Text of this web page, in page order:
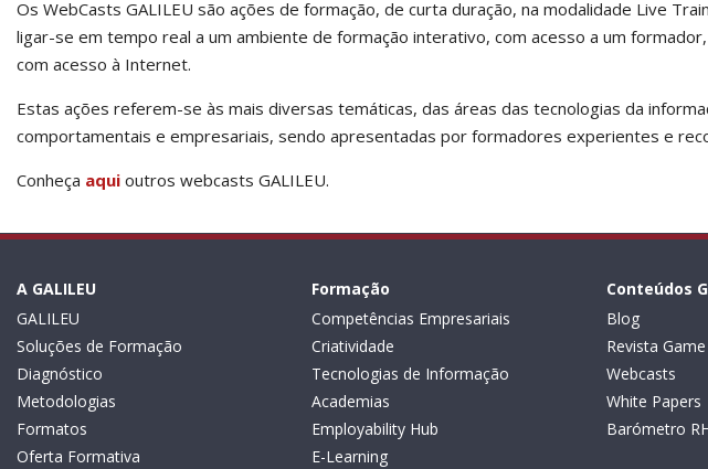
Os WebCasts GALILEU são ações de formação, de curta duração, na modalidade Live
ligar-se em tempo real a um ambiente de formação interativo, com acesso a um
com acesso à Internet.
Estas ações referem-se às mais diversas temáticas, das áreas das tecnologias da
comportamentais e empresariais, sendo apresentadas por formadores experientes e
Conheça aqui outros webcasts GALILEU.
A GALILEU
GALILEU
Soluções de Formação
Diagnóstico
Metodologias
Formatos
Oferta Formativa
Formação
Competências Empresariais
Criatividade
Tecnologias de Informação
Academias
Employability Hub
E-Learning
Conteúdos
Blog
Revista
Webcasts
White Papers
Barómetro